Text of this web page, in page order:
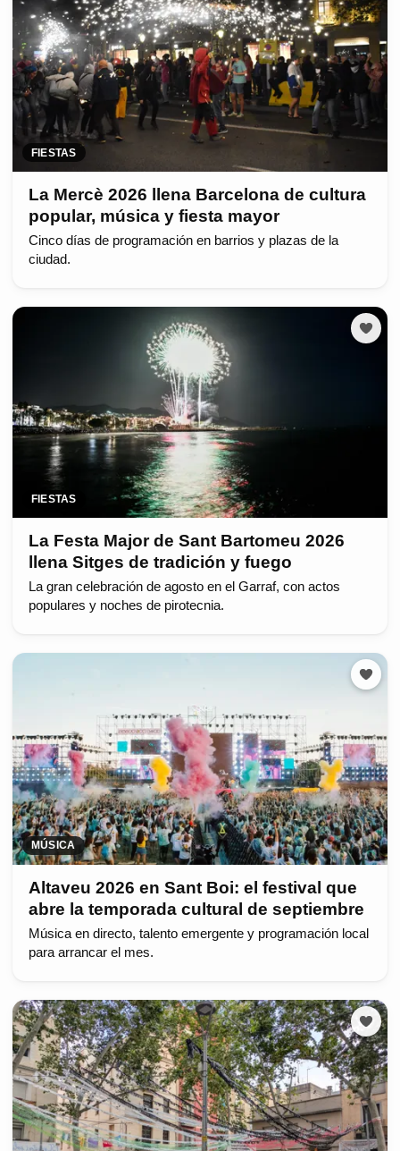
FIESTAS
La Mercè 2026 llena Barcelona de cultura
popular, música y fiesta mayor
Cinco días de programación en barrios y plazas de la
ciudad.
FIESTAS
La Festa Major de Sant Bartomeu 2026
llena Sitges de tradición y fuego
La gran celebración de agosto en el Garraf, con actos
populares y noches de pirotecnia.
MÚSICA
Altaveu 2026 en Sant Boi: el festival que
abre la temporada cultural de septiembre
Música en directo, talento emergente y programación local
para arrancar el mes.